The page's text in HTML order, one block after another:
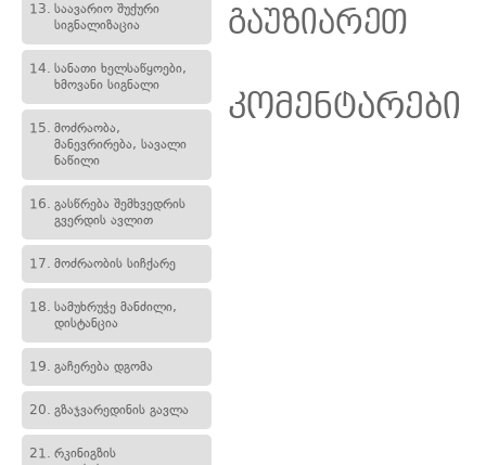
13. საავარიო შუქური
სიგნალიზაცია
14. სანათი ხელსაწყოები,
ხმოვანი სიგნალი
15. მოძრაობა,
მანევრირება, სავალი
ნაწილი
16. გასწრება შემხვედრის
გვერდის ავლით
17. მოძრაობის სიჩქარე
18. სამუხრუჭე მანძილი,
დისტანცია
19. გაჩერება დგომა
20. გზაჯვარედინის გავლა
21. რკინიგზის
გაუზიარეთ
კომენტარები